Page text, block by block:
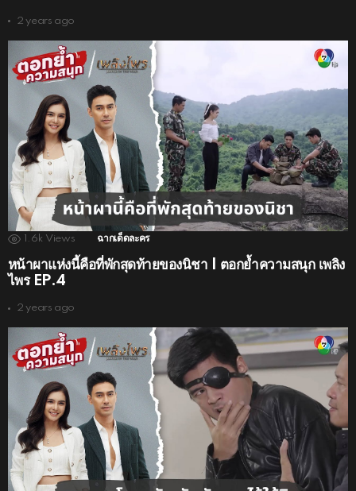
2 years ago
1.6k Views ฉากเด็ดละคร
หน้าผาแห่งนี้คือที่พักสุดท้ายของนิชา | ตอกย้ำความสนุก เพลิง
ไพร EP.4
2 years ago